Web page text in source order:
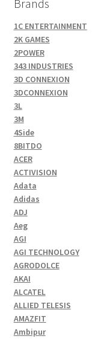
Brands
1C ENTERTAINMENT
2K GAMES
2POWER
343 INDUSTRIES
3D CONNEXION
3DCONNEXION
3L
3M
4Side
8BITDO
ACER
ACTIVISION
Adata
Adidas
ADJ
Aeg
AGI
AGI TECHNOLOGY
AGRODOLCE
AKAI
ALCATEL
ALLIED TELESIS
AMAZFIT
Ambipur